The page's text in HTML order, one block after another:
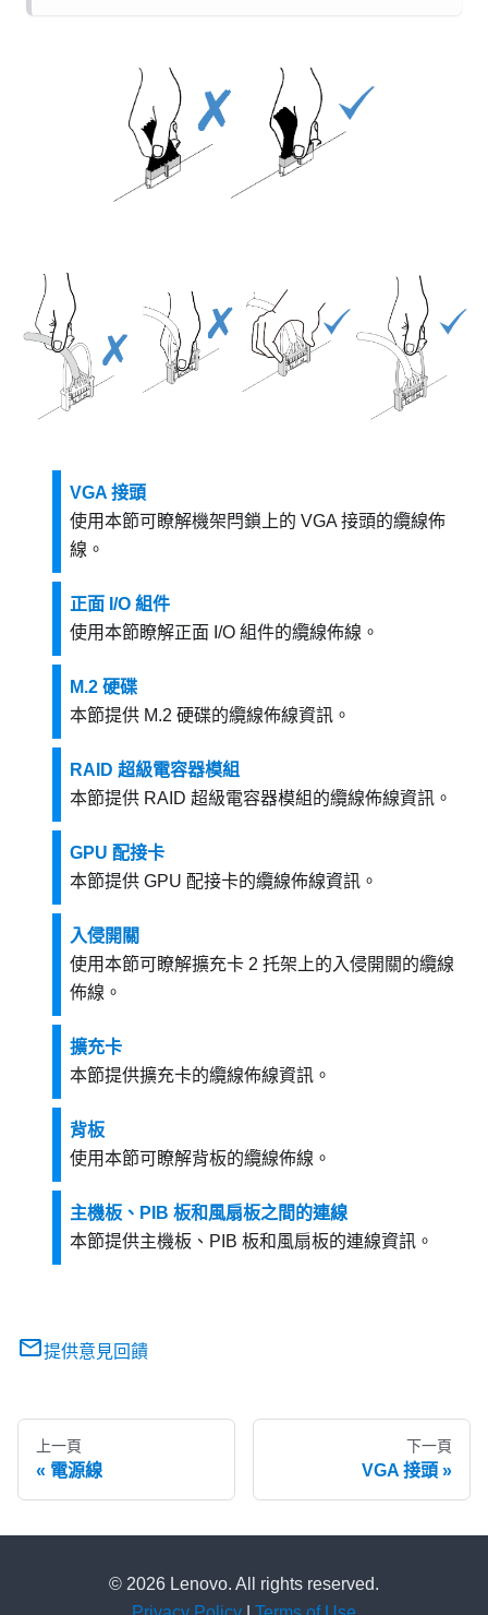
VGA 接頭
使用本節可瞭解機架閂鎖上的 VGA 接頭的纜線佈
線。
正面 I/O 組件
使用本節瞭解正面 I/O 組件的纜線佈線。
M.2 硬碟
本節提供 M.2 硬碟的纜線佈線資訊。
RAID 超級電容器模組
本節提供 RAID 超級電容器模組的纜線佈線資訊。
GPU 配接卡
本節提供 GPU 配接卡的纜線佈線資訊。
入侵開關
使用本節可瞭解擴充卡 2 托架上的入侵開關的纜線
佈線。
擴充卡
本節提供擴充卡的纜線佈線資訊。
背板
使用本節可瞭解背板的纜線佈線。
主機板、PIB 板和風扇板之間的連線
本節提供主機板、PIB 板和風扇板的連線資訊。
提供意見回饋
上一頁
電源線
下一頁
VGA 接頭
© 2026 Lenovo. All rights reserved.